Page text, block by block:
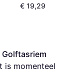
€ 19,29
is momenteel